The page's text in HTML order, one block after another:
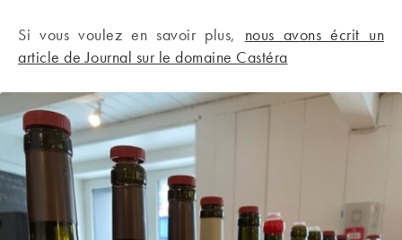
Si vous voulez en savoir plus, nous avons écrit un
article de Journal sur le domaine Castéra